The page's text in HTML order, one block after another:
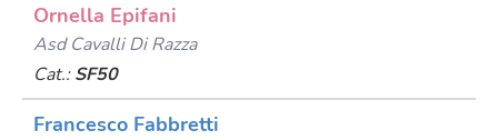
Ornella Epifani
Asd Cavalli Di Razza
Cat.: SF50
Francesco Fabbretti